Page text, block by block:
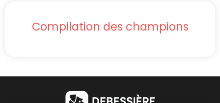
Compilation des champions